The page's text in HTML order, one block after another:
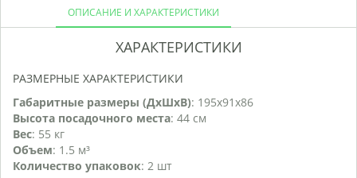
ОПИСАНИЕ И ХАРАКТЕРИСТИКИ
ХАРАКТЕРИСТИКИ
РАЗМЕРНЫЕ ХАРАКТЕРИСТИКИ
Габаритные размеры (ДхШхВ): 195х91х86
Высота посадочного места: 44 см
Вес: 55 кг
Объем: 1.5 м³
Количество упаковок: 2 шт